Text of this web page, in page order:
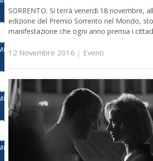
SORRENTO. Si terrà venerdì 18 novembre,
edizione del Premio Sorrento nel Mondo,
manifestazione che ogni anno premia i
12 Novembre 2016 | Eventi